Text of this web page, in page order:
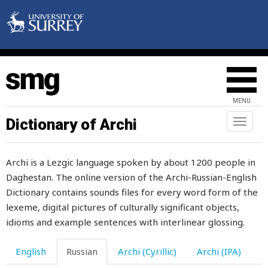
MENU
Toggle
Dictionary of Archi
Archi is a Lezgic language spoken by about 1200 people in
Daghestan. The online version of the Archi-Russian-English
Dictionary contains sounds files for every word form of the
lexeme, digital pictures of culturally significant objects,
idioms and example sentences with interlinear glossing.
English Russian Archi (Cyrillic) Archi (IPA)
боль
больше
большеголовый
большеротый
большой
бормотать
бородавка